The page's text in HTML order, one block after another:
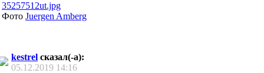
35257512ut.jpg
Фото Juergen Amberg
kestrel сказал(-а):
05.12.2019 14:16